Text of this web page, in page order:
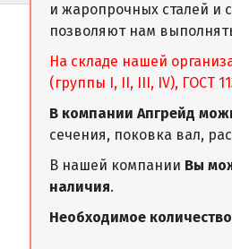
и жаропрочных сталей и
позволяют нам
На складе нашей
(группы I, II, III, IV), ГОСТ
В компании Апгрейд
сечения, поковка вал,
В нашей компании Вы
наличия.
Необходимое